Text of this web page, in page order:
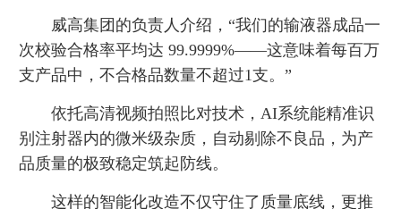
威高集团的负责人介绍，“我们的输液器成品一
次校验合格率平均达 99.9999%——这意味着每百万
支产品中，不合格品数量不超过1支。”
依托高清视频拍照比对技术，AI系统能精准识
别注射器内的微米级杂质，自动剔除不良品，为产
品质量的极致稳定筑起防线。
这样的智能化改造不仅守住了质量底线，更推